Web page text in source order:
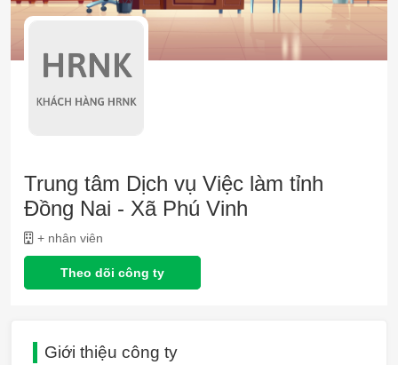
Trung tâm Dịch vụ Việc làm tỉnh
Đồng Nai - Xã Phú Vinh
+ nhân viên
Theo dõi công ty
Giới thiệu công ty